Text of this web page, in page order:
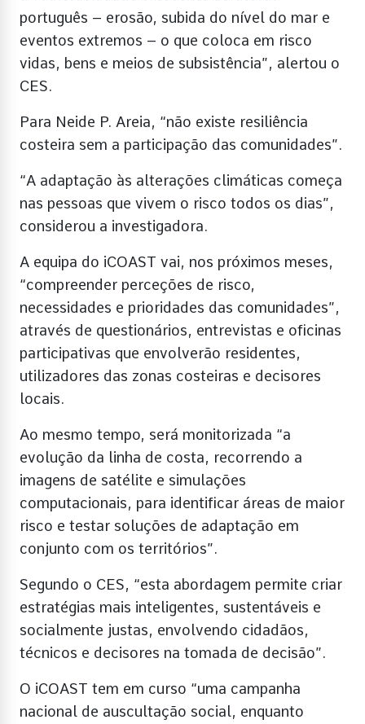
português – erosão, subida do nível do mar e
eventos extremos – o que coloca em risco
vidas, bens e meios de subsistência”, alertou o
CES.
Para Neide P. Areia, “não existe resiliência
costeira sem a participação das comunidades”.
“A adaptação às alterações climáticas começa
nas pessoas que vivem o risco todos os dias”,
considerou a investigadora.
A equipa do iCOAST vai, nos próximos meses,
“compreender perceções de risco,
necessidades e prioridades das comunidades”,
através de questionários, entrevistas e oficinas
participativas que envolverão residentes,
utilizadores das zonas costeiras e decisores
locais.
Ao mesmo tempo, será monitorizada “a
evolução da linha de costa, recorrendo a
imagens de satélite e simulações
computacionais, para identificar áreas de maior
risco e testar soluções de adaptação em
conjunto com os territórios”.
Segundo o CES, “esta abordagem permite criar
estratégias mais inteligentes, sustentáveis e
socialmente justas, envolvendo cidadãos,
técnicos e decisores na tomada de decisão”.
O iCOAST tem em curso “uma campanha
nacional de auscultação social, enquanto